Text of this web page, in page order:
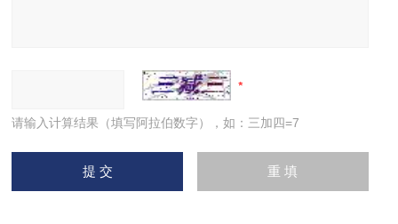
请输入计算结果（填写阿拉伯数字），如：三加四=7